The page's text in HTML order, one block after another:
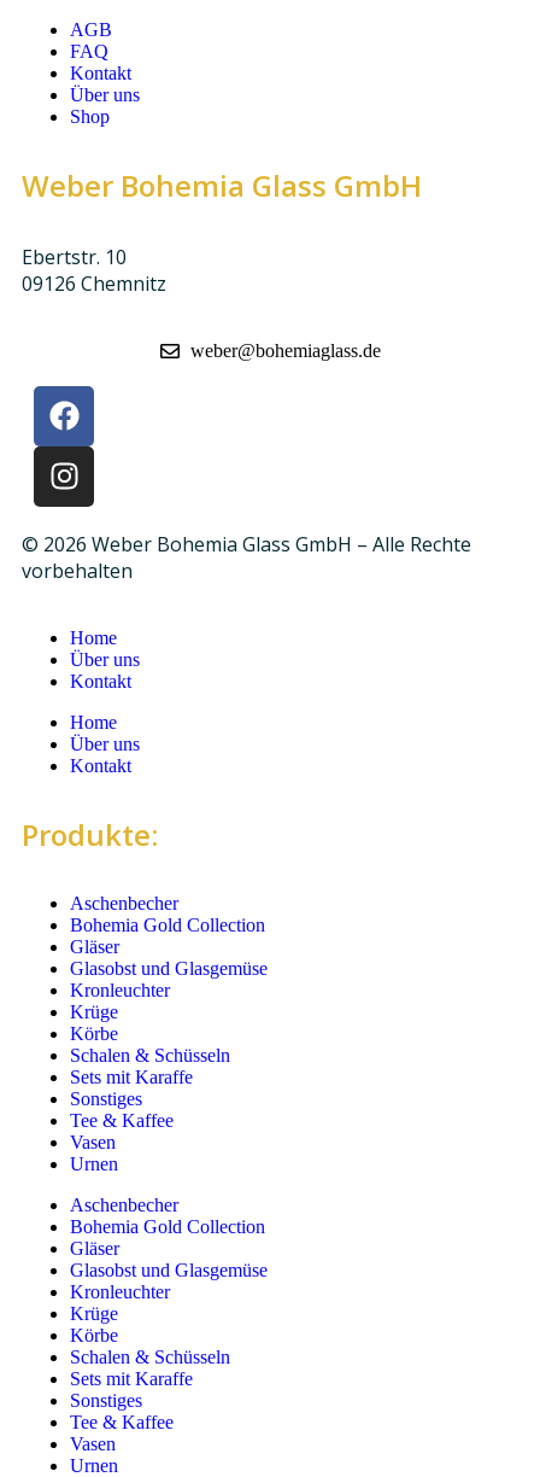
AGB
FAQ
Kontakt
Über uns
Shop
Weber Bohemia Glass GmbH
Ebertstr. 10
09126 Chemnitz
weber@bohemiaglass.de
© 2026 Weber Bohemia Glass GmbH – Alle Rechte
vorbehalten
Home
Über uns
Kontakt
Home
Über uns
Kontakt
Produkte:
Aschenbecher
Bohemia Gold Collection
Gläser
Glasobst und Glasgemüse
Kronleuchter
Krüge
Körbe
Schalen & Schüsseln
Sets mit Karaffe
Sonstiges
Tee & Kaffee
Vasen
Urnen
Aschenbecher
Bohemia Gold Collection
Gläser
Glasobst und Glasgemüse
Kronleuchter
Krüge
Körbe
Schalen & Schüsseln
Sets mit Karaffe
Sonstiges
Tee & Kaffee
Vasen
Urnen